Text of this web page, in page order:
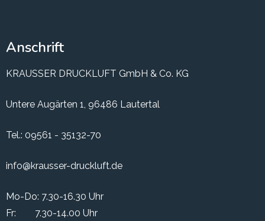
Anschrift
KRAUSSER DRUCKLUFT GmbH & Co. KG
Untere Augärten 1, 96486 Lautertal
Tel.: 09561 - 35132-70
info@krausser-druckluft.de
Mo-Do: 7.30-16.30 Uhr
Fr: 7.30-14.00 Uhr